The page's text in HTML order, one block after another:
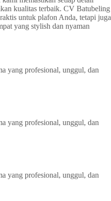
kualitas terbaik. CV Batubeling
untuk plafon Anda, tetapi juga
yang stylish dan nyaman
yang profesional, unggul, dan
yang profesional, unggul, dan
yang profesional, unggul, dan